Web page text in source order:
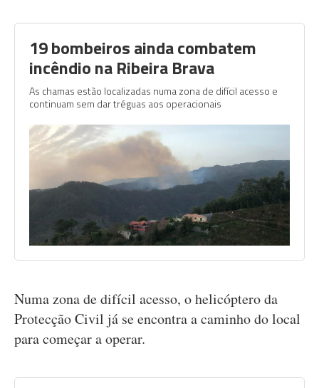
19 bombeiros ainda combatem
incêndio na Ribeira Brava
As chamas estão localizadas numa zona de difícil acesso e
continuam sem dar tréguas aos operacionais
Numa zona de difícil acesso, o helicóptero da
Protecção Civil já se encontra a caminho do local
para começar a operar.